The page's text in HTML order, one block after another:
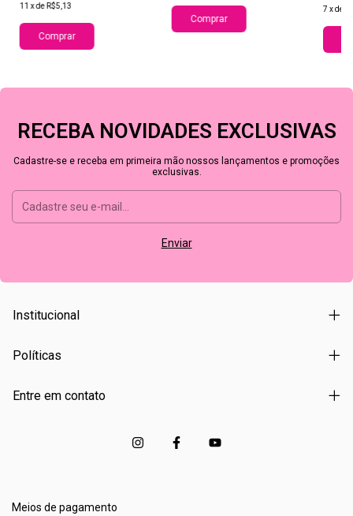
11 xde R$5,13
Comprar
Comprar
7 xde
RECEBA NOVIDADES EXCLUSIVAS
Cadastre-se e receba em primeira mão nossos lançamentos e promoções
exclusivas.
Institucional
Políticas
Entre em contato
Meios de pagamento